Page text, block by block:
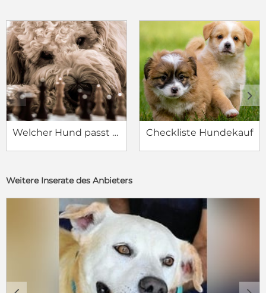
Welcher Hund passt zu mir? Checkliste Hundekauf
c d
Weitere Inserate des Anbieters